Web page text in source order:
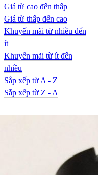
Giá từ cao đến thấp
Giá từ thấp đến cao
Khuyến mãi từ nhiều đến
ít
Khuyến mãi từ ít đến
nhiều
Sắp xếp từ A - Z
Sắp xếp từ Z - A